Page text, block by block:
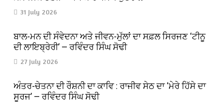
31 July 2026
ਬਾਲ-ਮਨ ਦੀ ਸੰਵੇਦਨਾ ਅਤੇ ਜੀਵਨ-ਮੁੱਲਾਂ ਦਾ ਸਫ਼ਲ ਸਿਰਜਣ ‘ਟੀਨੂ
ਦੀ ਲਾਇਬ੍ਰੇਰੀ’ — ਰਵਿੰਦਰ ਸਿੰਘ ਸੋਢੀ
27 July 2026
ਅੰਤਰ-ਚੇਤਨਾ ਦੀ ਰੌਸ਼ਨੀ ਦਾ ਕਾਵਿ : ਰਾਜੀਵ ਸੇਠ ਦਾ ‘ਮੇਰੇ ਹਿੱਸੇ ਦਾ
ਸੂਰਜ’ — ਰਵਿੰਦਰ ਸਿੰਘ ਸੋਢੀ